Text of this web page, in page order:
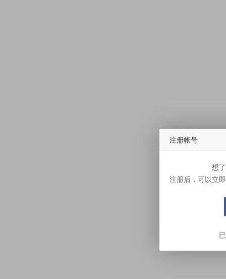
注册帐号
想
注册后，可以立